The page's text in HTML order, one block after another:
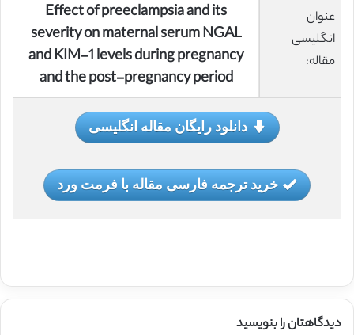
عنوان
انگلیسی
مقاله:
Effect of preeclampsia and its
severity on maternal serum NGAL
and KIM-1 levels during pregnancy
and the post-pregnancy period
دانلود رایگان مقاله انگلیسی
خرید ترجمه فارسی مقاله با فرمت ورد
دیدگاهتان را بنویسید